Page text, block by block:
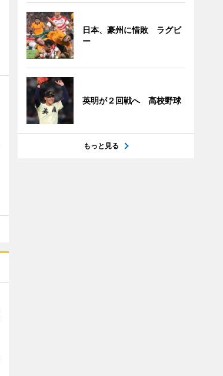
日本、豪州に惜敗 ラグビ
ー
英明が２回戦へ 高校野球
もっと見る